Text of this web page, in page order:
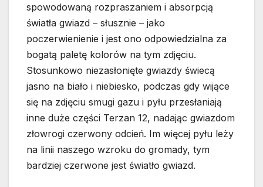
spowodowaną rozpraszaniem i absorpcją
światła gwiazd – słusznie – jako
poczerwienienie i jest ono odpowiedzialna za
bogatą paletę kolorów na tym zdjęciu.
Stosunkowo niezasłonięte gwiazdy świecą
jasno na biało i niebiesko, podczas gdy wijące
się na zdjęciu smugi gazu i pyłu przesłaniają
inne duże części Terzan 12, nadając gwiazdom
złowrogi czerwony odcień. Im więcej pyłu leży
na linii naszego wzroku do gromady, tym
bardziej czerwone jest światło gwiazd.